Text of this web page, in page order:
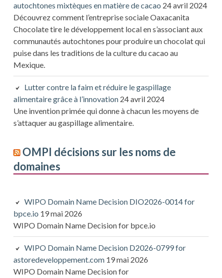
autochtones mixtèques en matière de cacao 24 avril 2024
Découvrez comment l’entreprise sociale Oaxacanita
Chocolate tire le développement local en s’associant aux
communautés autochtones pour produire un chocolat qui
puise dans les traditions de la culture du cacao au
Mexique.
Lutter contre la faim et réduire le gaspillage
alimentaire grâce à l’innovation 24 avril 2024
Une invention primée qui donne à chacun les moyens de
s’attaquer au gaspillage alimentaire.
OMPI décisions sur les noms de
domaines
WIPO Domain Name Decision DIO2026-0014 for
bpce.io 19 mai 2026
WIPO Domain Name Decision for bpce.io
WIPO Domain Name Decision D2026-0799 for
astoredeveloppement.com 19 mai 2026
WIPO Domain Name Decision for